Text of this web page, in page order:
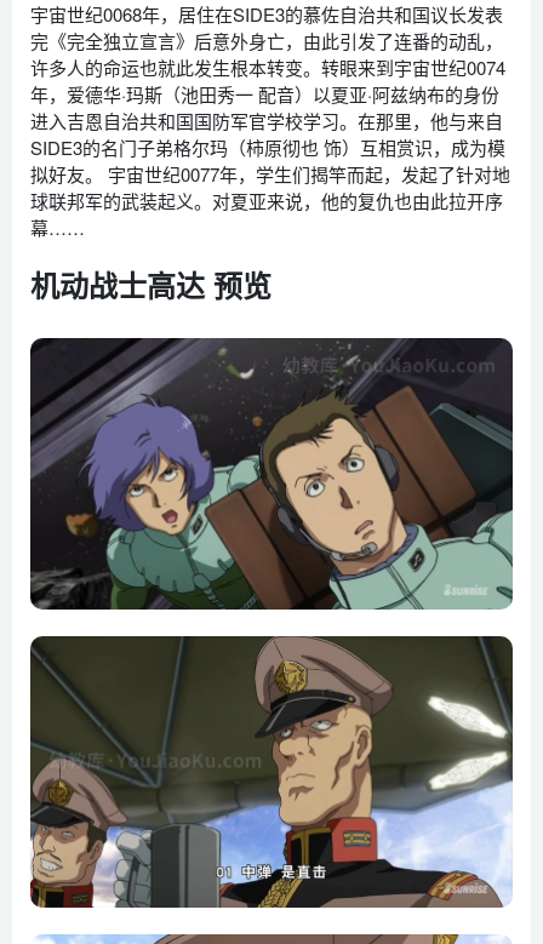
宇宙世纪0068年，居住在SIDE3的慕佐自治共和国议长发表
完《完全独立宣言》后意外身亡，由此引发了连番的动乱，
许多人的命运也就此发生根本转变。转眼来到宇宙世纪0074
年，爱德华·玛斯（池田秀一 配音）以夏亚·阿兹纳布的身份
进入吉恩自治共和国国防军官学校学习。在那里，他与来自
SIDE3的名门子弟格尔玛（柿原彻也 饰）互相赏识，成为模
拟好友。 宇宙世纪0077年，学生们揭竿而起，发起了针对地
球联邦军的武装起义。对夏亚来说，他的复仇也由此拉开序
幕……
机动战士高达 预览